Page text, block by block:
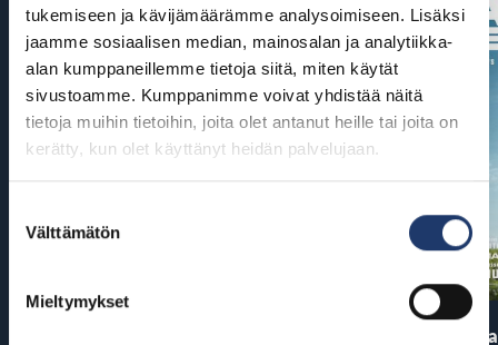
tukemiseen ja kävijämäärämme analysoimiseen. Lisäksi
jaamme sosiaalisen median, mainosalan ja analytiikka-
alan kumppaneillemme tietoja siitä, miten käytät
sivustoamme. Kumppanimme voivat yhdistää näitä
tietoja muihin tietoihin, joita olet antanut heille tai joita on
kerätty, kun olet käyttänyt heidän palvelujaan.
valinta
Välttämätön
Mieltymykset
The End of